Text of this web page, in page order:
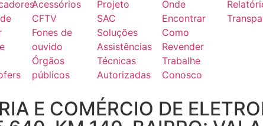
Acessórios
CFTV
Fones de
ouvido
Órgãos
públicos
Projeto
SAC
Soluções
Assistências
Técnicas
Autorizadas
Onde
Encontrar
Como
Revender
Trabalhe
Conosco
E COMÉRCIO DE